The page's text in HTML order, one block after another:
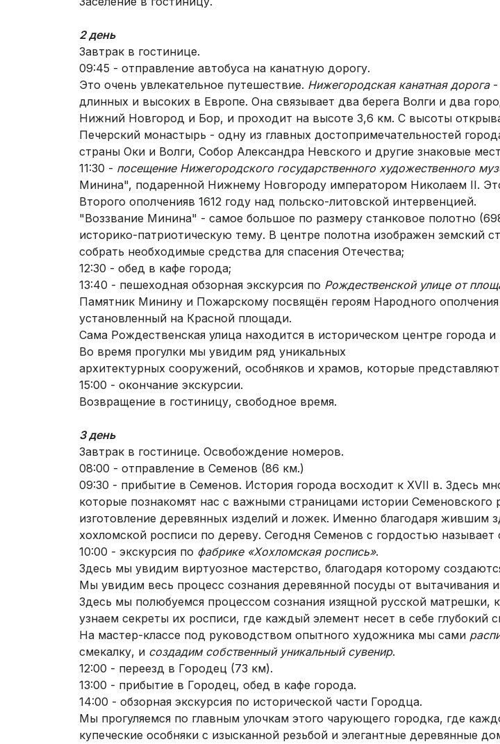
2 день
Завтрак в гостинице.
09:45 - отправление автобуса на канатную дорогу.
Это очень увлекательное путешествие. Нижегородская канатная дорога-
длинных и высоких в Европе. Она связывает два берега Волги и два
Нижний Новгород и Бор, и проходит на высоте 3,6 км. С высоты
Печерский монастырь - одну из главных достопримечательностей
страны Оки и Волги, Собор Александра Невского и другие знаковые
11:30 - посещение Нижегородского государственного художественного
Минина", подаренной Нижнему Новгороду императором Николаем II.
Второго ополченияв 1612 году над польско-литовской интервенцией.
"Воззвание Минина" - самое большое по размеру станковое полотно
историко-патриотическую тему. В центре полотна изображен земский
собрать необходимые средства для спасения Отечества;
12:30 - обед в кафе города;
13:40 - пешеходная обзорная экскурсия по Рождественской улице от
Памятник Минину и Пожарскому посвящён героям Народного
установленный на Красной площади.
Сама Рождественская улица находится в историческом центре города
Во время прогулки мы увидим ряд уникальных
архитектурных сооружений, особняков и храмов, которые
15:00 - окончание экскурсии.
Возвращение в гостиницу, свободное время.
3 день
Завтрак в гостинице. Освобождение номеров.
08:00 - отправление в Семенов (86 км.)
09:30 - прибытие в Семенов. История города восходит к XVII в. Здесь
которые познакомят нас с важными страницами истории
изготовление деревянных изделий и ложек. Именно благодаря жившим
хохломской росписи по дереву. Сегодня Семенов с гордостью
10:00 - экскурсия по фабрике «Хохломская роспись».
Здесь мы увидим виртуозное мастерство, благодаря которому
Мы увидим весь процесс сознания деревянной посуды от вытачивания
Здесь мы полюбуемся процессом сознания изящной русской
узнаем секреты их росписи, где каждый элемент несет в себе глубокий
На мастер-классе под руководством опытного художника мы сами
смекалку, и создадим собственный уникальный сувенир.
12:00 - переезд в Городец (73 км).
13:00 - прибытие в Городец, обед в кафе города.
14:00 - обзорная экскурсия по исторической части Городца.
Мы прогуляемся по главным улочкам этого чарующего городка, где
купеческие особняки с изысканной резьбой и элегантные деревянные